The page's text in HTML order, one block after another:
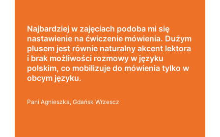
bardzo zadowolona. Zajęcia z nativami,
wygodna, nowoczesna szkoła położona w
dogodnej lokalizacji, bo tuż przy wyjściu z
metra, mili pracownicy, bardzo
konkurencyjna cena kursu i najlepsza Pani
manager, która służy pomocą w każdej